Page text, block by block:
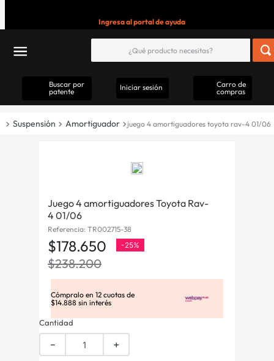
Ingresa al portal de ayuda
Buscar por
patente
Iniciar sesión
Carro de
compras
Suspensión Amortiguador juego 4 amortiguadores toyota rav-4 01/06
Juego 4 amortiguadores Toyota Rav-
4 01/06
Referencia: TR002715-38
$178.650 -25%
$238.200
Cómpralo en 12 cuotas de
$14.888 sin interés
Cantidad
＋
－